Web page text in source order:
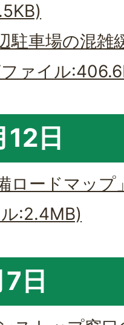
駐車場の混雑
ァイル
日
ロードマッ
:2.4MB)
日